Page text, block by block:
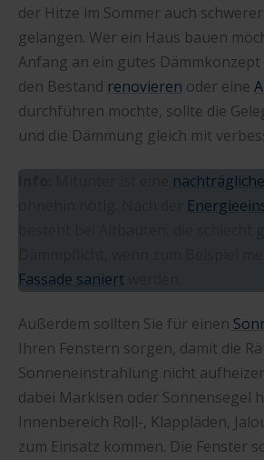
der Hitze im Sommer auch
gelangen. Wer ein Haus bauen
Anfang an ein gutes Dämmkonzept
den Bestand renovieren oder eine
durchführen möchte, sollte die
und die Dämmung gleich mit
Fassade saniert
Außerdem sollten Sie für einen
Ihren Fenstern sorgen, damit die
Sonneneinstrahlung nicht
dabei Markisen oder Sonnensegel
Innenbereich Roll-, Klappläden,
zum Einsatz kommen. Die Fenster